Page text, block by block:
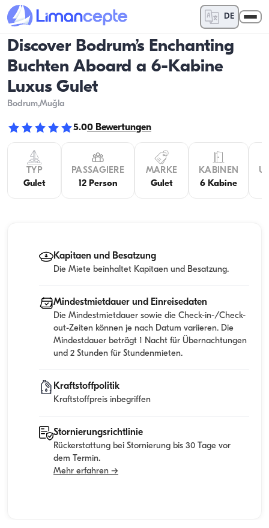
DE
Discover Bodrum’s Enchanting
Buchten Aboard a 6-Kabine
Luxus Gulet
Bodrum,Muğla
5.00 Bewertungen
TYP
Gulet
PASSAGIERE
12 Person
MARKE
Gulet
KABINEN
6 Kabine
Kapitaen und Besatzung
Die Miete beinhaltet Kapitaen und Besatzung.
Mindestmietdauer und Einreisedaten
Die Mindestmietdauer sowie die Check-in-/Check-
out-Zeiten können je nach Datum variieren. Die
Mindestdauer beträgt 1 Nacht für Übernachtungen
und 2 Stunden für Stundenmieten.
Kraftstoffpolitik
Kraftstoffpreis inbegriffen
Stornierungsrichtlinie
Rückerstattung bei Stornierung bis 30 Tage vor
dem Termin.
Mehr erfahren →